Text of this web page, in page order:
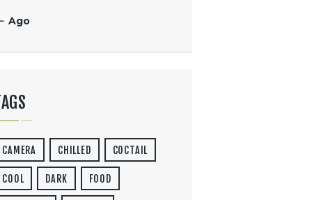
« Ago
CAMERA CHILLED COCTAIL
COOL DARK FOOD